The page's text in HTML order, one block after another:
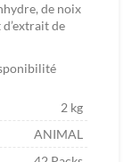
de noix
de
2 kg
ANIMAL